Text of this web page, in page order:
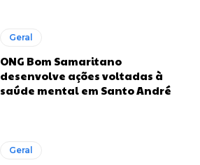
Geral
ONG Bom Samaritano
desenvolve ações voltadas à
saúde mental em Santo André
Geral